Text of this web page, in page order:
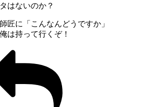
はないのか？
匠に「こんなんどうですか」
は持って行くぞ！